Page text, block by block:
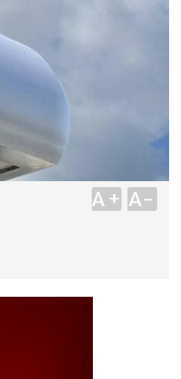
A+ A-